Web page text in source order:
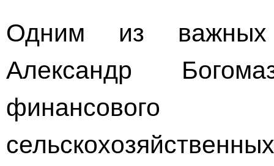
Одним из важных
Александр